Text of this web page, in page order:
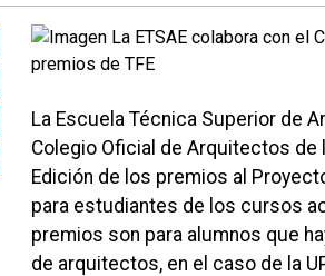
La Escuela Técnica Superior de
Colegio Oficial de Arquitectos de
Edición de los premios al
para estudiantes de los cursos
premios son para alumnos que
de arquitectos, en el caso de la